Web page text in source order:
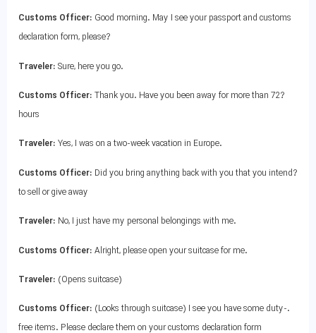
Customs Officer: Good morning. May I see your passport and customs
declaration form, please?
.
Traveler: Sure, here you go
?
Customs Officer: Thank you. Have you been away for more than 72
hours
.
Traveler: Yes, I was on a two-week vacation in Europe
?
Customs Officer: Did you bring anything back with you that you intend
to sell or give away
.
Traveler: No, I just have my personal belongings with me
.
Customs Officer: Alright, please open your suitcase for me
Traveler: (Opens suitcase)
.
Customs Officer: (Looks through suitcase) I see you have some duty-
free items. Please declare them on your customs declaration form